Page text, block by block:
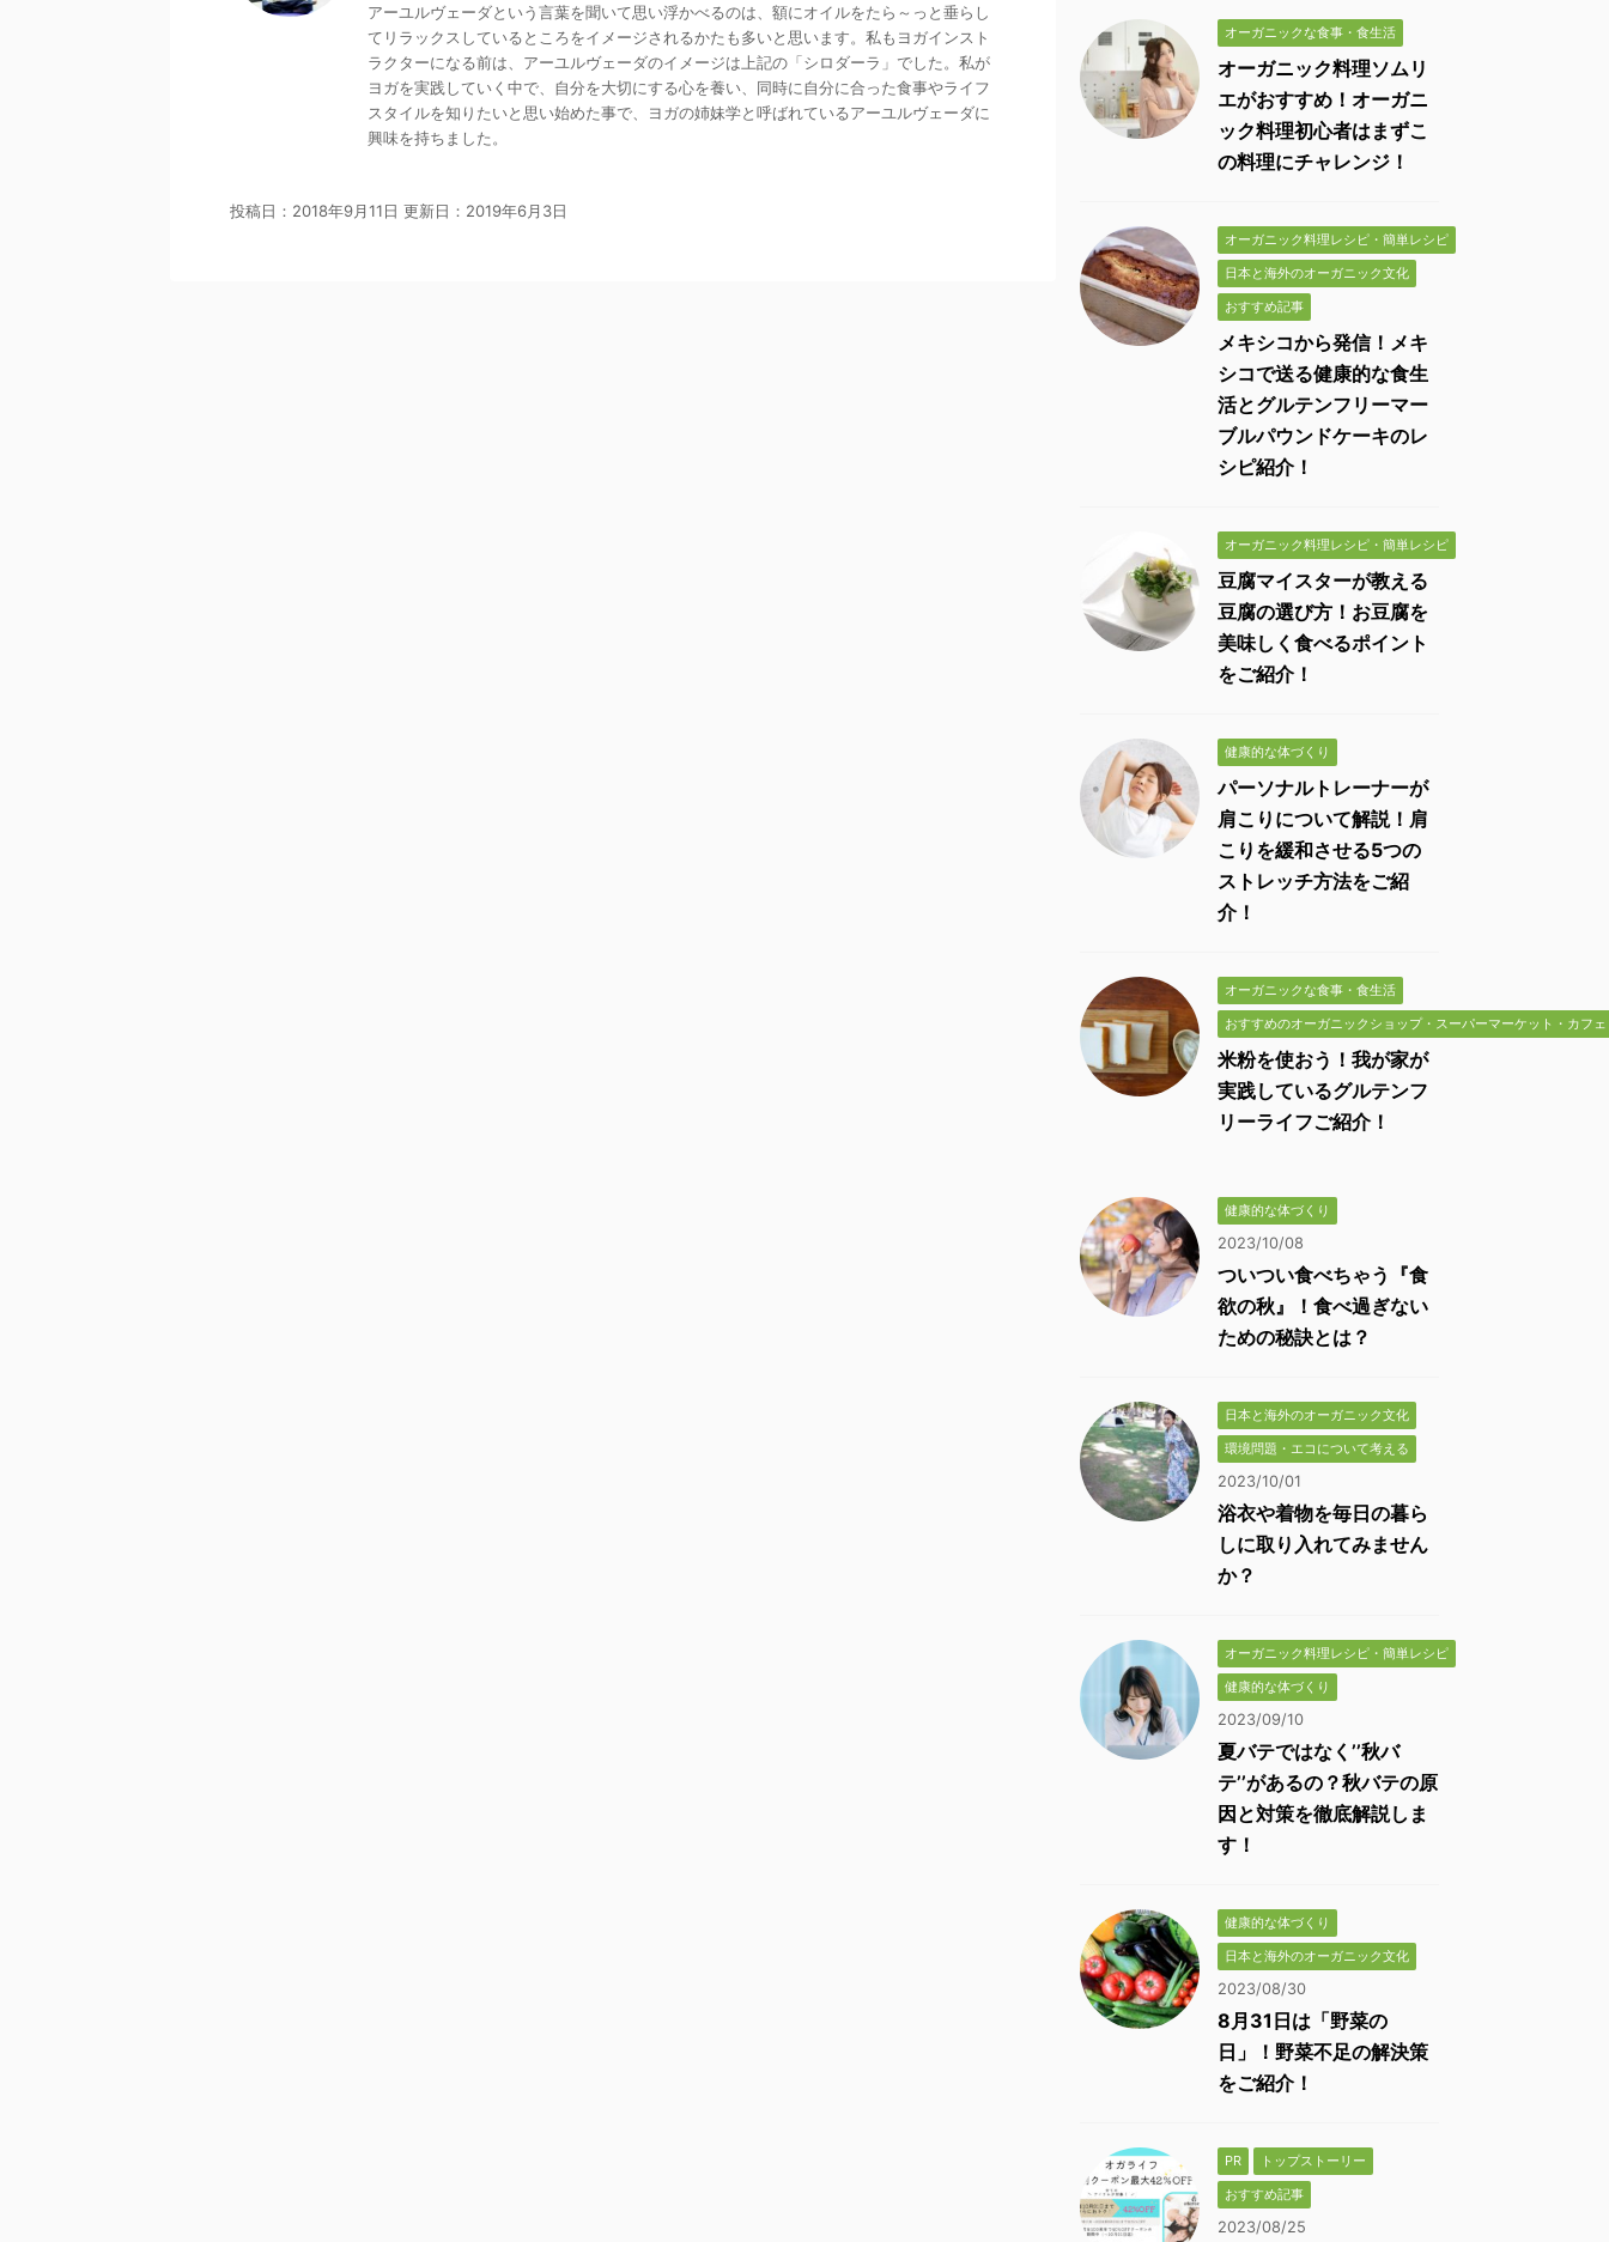
アーユルヴェーダという言葉を聞いて思い浮かべるのは、額にオイルをたら～っと垂らし
てリラックスしているところをイメージされるかたも多いと思います。私もヨガインスト
ラクターになる前は、アーユルヴェーダのイメージは上記の「シロダーラ」でした。私が
ヨガを実践していく中で、自分を大切にする心を養い、同時に自分に合った食事やライフ
スタイルを知りたいと思い始めた事で、ヨガの姉妹学と呼ばれているアーユルヴェーダに
興味を持ちました。
投稿日：2018年9月11日 更新日： 2019年6月3日
オーガニックな食事・食生活
オーガニック料理ソムリ
エがおすすめ！オーガニ
ック料理初心者はまずこ
の料理にチャレンジ！
オーガニック料理レシピ・簡単レシピ
日本と海外のオーガニック文化
おすすめ記事
メキシコから発信！メキ
シコで送る健康的な食生
活とグルテンフリーマー
ブルパウンドケーキのレ
シピ紹介！
オーガニック料理レシピ・簡単レシピ
豆腐マイスターが教える
豆腐の選び方！お豆腐を
美味しく食べるポイント
をご紹介！
健康的な体づくり
パーソナルトレーナーが
肩こりについて解説！肩
こりを緩和させる5つの
ストレッチ方法をご紹
介！
オーガニックな食事・食生活
おすすめのオーガニックショップ・スーパーマーケット・カフ
米粉を使おう！我が家が
実践しているグルテンフ
リーライフご紹介！
健康的な体づくり
2023/10/08
ついつい食べちゃう『食
欲の秋』！食べ過ぎない
ための秘訣とは？
日本と海外のオーガニック文化
環境問題・エコについて考える
2023/10/01
浴衣や着物を毎日の暮ら
しに取り入れてみません
か？
オーガニック料理レシピ・簡単レシピ
健康的な体づくり
2023/09/10
夏バテではなく’’秋バ
テ’’があるの？秋バテの原
因と対策を徹底解説しま
す！
健康的な体づくり
日本と海外のオーガニック文化
2023/08/30
8月31日は「野菜の
日」！野菜不足の解決策
をご紹介！
PR
トップストーリー
おすすめ記事
2023/08/25